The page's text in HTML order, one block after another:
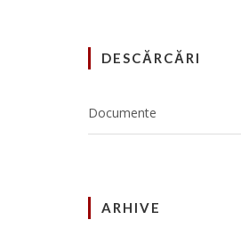
DESCĂRCĂRI
Documente
ARHIVE